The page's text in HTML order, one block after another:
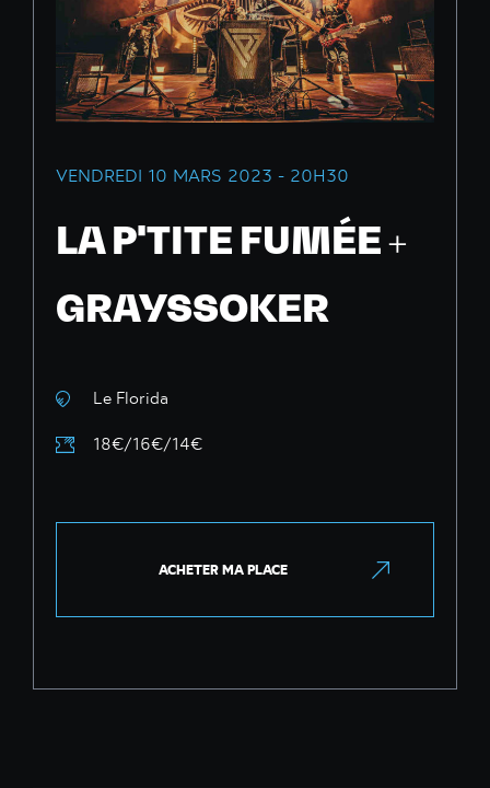
VENDREDI 10 MARS 2023 - 20H30
LA P'TITE FUMÉE +
GRAYSSOKER
Le Florida
18€/16€/14€
ACHETER MA PLACE